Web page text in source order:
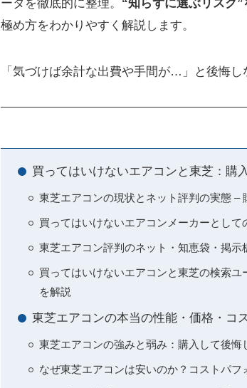
ータを徹底的に整理。 “知らずに選ぶリスク
極め方をわかりやすく解説します。
「気づけば余計な出費や手間が…」と後悔
買ってはいけないエアコンと東芝：購
東芝エアコンの現状とネット評判の実態 –
買ってはいけないエアコンメーカーとし
東芝エアコン評判のネット・知恵袋・掲
買ってはいけないエアコンと東芝の検索
を解説
東芝エアコンの本当の性能・価格・コ
東芝エアコンの強みと弱み：購入して後
なぜ東芝エアコンは安いのか？コストパ